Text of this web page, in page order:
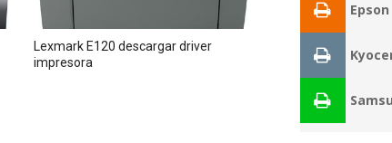
Lexmark E120 descargar driver
impresora
Epson